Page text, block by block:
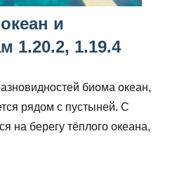
и
1.20.2, 1.19.4
биома океан,
рядом с пустыней. С
на берегу тёплого океана,